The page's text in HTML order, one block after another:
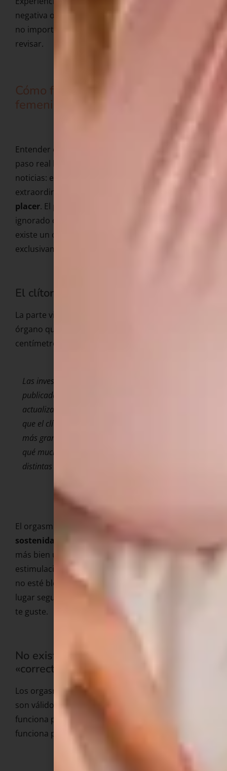
negativa o relaciones en las que el placer femenino
no importaba dejan un peso que habría que
revisar.
Cómo funciona el orgasmo
femenino
Entender cómo funciona tu cuerpo es el primer
paso real hacia el placer. Y aquí hay buenas
noticias: el cuerpo femenino está
extraordinariamente
placer. El problema es que durante siglos se ha
ignorado o malinterpretado. De hecho en la mujer
existe un órgano cuya función es única y
exclusivamente para que sintamos placer ;):
El clítoris no es solo lo que ves.
La parte visible del clítoris es apenas la punta de un
órgano que se extiende internamente varios
centímetros.
Las investigaciones de la uróloga Helen O’Connell,
publicadas en el *Journal of Urology* en 1998 y
actualizadas en estudios posteriores, mostraron
que el clítoris tiene una estructura interna mucho
más grande de lo que se enseñaba. Esto explica por
qué muchas mujeres responden a estimulación en
distintas zonas.
El orgasmo necesita dos cosas :
sostenida y seguridad
más bien un proceso que requiere tiempo,
estimulación adecuada y, sobre todo, que la mente
no esté bloqueando. Tienes que sentirte en un
lugar seguro y la estimulación tiene que ser la que
te guste.
No existe un solo tipo de orgasmo
«correcto».
Los orgasmos clitorianos, vaginales, mixtos… todos
son válidos. No hay una forma estándar. Y lo que
funciona para ti puede no ser lo mismo que
funciona para otra mujer.